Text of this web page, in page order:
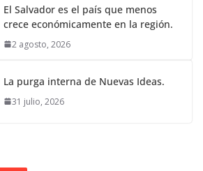
El Salvador es el país que menos
crece económicamente en la región.
2 agosto, 2026
La purga interna de Nuevas Ideas.
31 julio, 2026